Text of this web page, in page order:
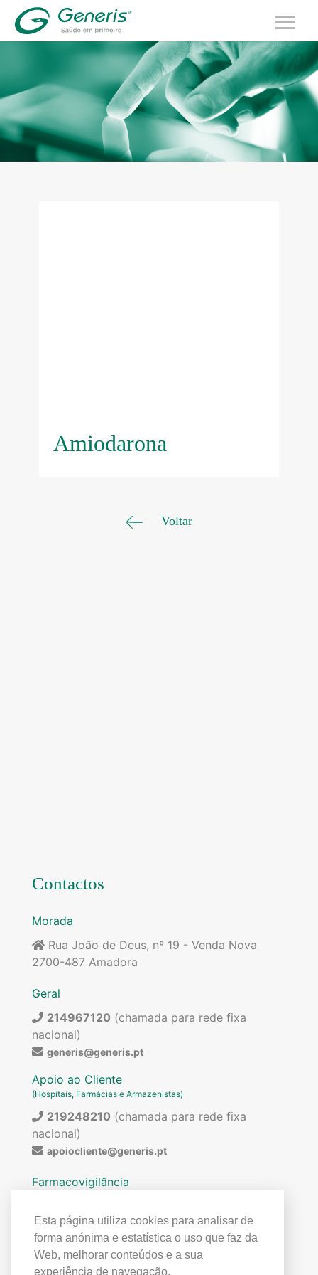
Esta página utiliza cookies para analisar de
forma anónima e estatística o uso que faz da
Web, melhorar conteúdos e a sua
experiência de navegação.
Amiodarona
Voltar
Contactos
Morada
Rua João de Deus, nº 19 - Venda Nova
2700-487 Amadora
Geral
214967120 (chamada para rede fixa
nacional)
generis@generis.pt
Apoio ao Cliente
(Hospitais, Farmácias e Armazenistas)
219248210 (chamada para rede fixa
nacional)
apoiocliente@generis.pt
Farmacovigilância
medicamentos ou para qualquer assunto relacionado
com farmacovigilância (ex: reações adversas)
contactar:
219849300(chamada para rede fixa